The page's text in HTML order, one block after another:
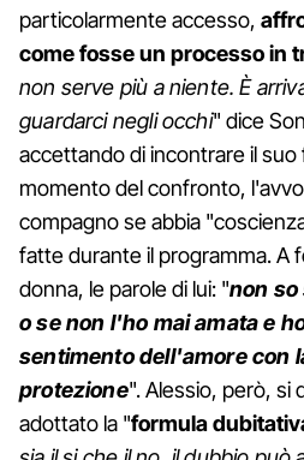
particolarmente accesso,
come fosse un processo in
non serve più a niente. È
guardarci negli occhi" dice
accettando di incontrare il suo
momento del confronto,
compagno se abbia
fatte durante il programma. A
donna, le parole di lui: "non so
o se non l'ho mai amata e
sentimento dell'amore con
protezione". Alessio, però, si
adottato la "formula